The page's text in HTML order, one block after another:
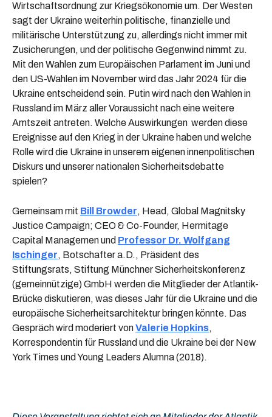
Wirtschaftsordnung zur Kriegsökonomie um. Der Westen
sagt der Ukraine weiterhin politische, finanzielle und
militärische Unterstützung zu, allerdings nicht immer mit
Zusicherungen, und der politische Gegenwind nimmt zu.
Mit den Wahlen zum Europäischen Parlament im Juni und
den US-Wahlen im November wird das Jahr 2024 für die
Ukraine entscheidend sein. Putin wird nach den Wahlen in
Russland im März aller Voraussicht nach eine weitere
Amtszeit antreten. Welche Auswirkungen werden diese
Ereignisse auf den Krieg in der Ukraine haben und welche
Rolle wird die Ukraine in unserem eigenen innenpolitischen
Diskurs und unserer nationalen Sicherheitsdebatte
spielen?
Gemeinsam mit Bill Browder, Head, Global Magnitsky
Justice Campaign; CEO & Co-Founder, Hermitage
Capital Managemen und Professor Dr. Wolfgang
Ischinger, Botschafter a.D., Präsident des
Stiftungsrats, Stiftung Münchner Sicherheitskonferenz
(gemeinnützige) GmbH werden die Mitglieder der Atlantik-
Brücke diskutieren, was dieses Jahr für die Ukraine und die
europäische Sicherheitsarchitektur bringen könnte. Das
Gespräch wird moderiert vonValerie Hopkins,
Korrespondentin für Russland und die Ukraine bei der New
York Times und Young Leaders Alumna (2018).